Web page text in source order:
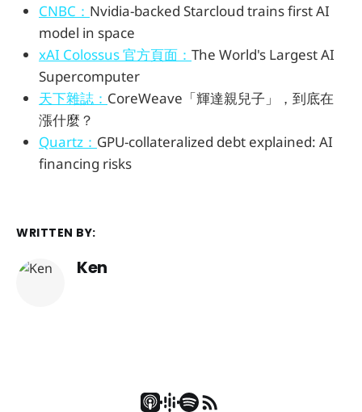
CNBC： Nvidia-backed Starcloud trains first AI
model in space
xAI Colossus 官方頁面： The World's Largest AI
Supercomputer
天下雜誌： CoreWeave「輝達親兒子」，到底在
漲什麼？
Quartz： GPU-collateralized debt explained: AI
financing risks
WRITTEN BY:
Ken